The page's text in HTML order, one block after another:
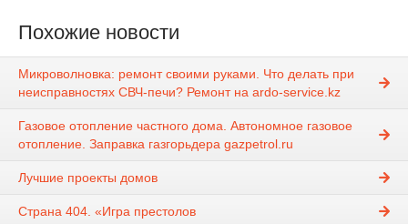
Похожие новости
Микроволновка: ремонт своими руками. Что делать при
неисправностях СВЧ-печи? Ремонт на ardo-service.kz
Газовое отопление частного дома. Автономное газовое
отопление. Заправка газгорьдера gazpetrol.ru
Лучшие проекты домов
Страна 404. «Игра престолов